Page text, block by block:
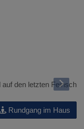
Rundgang im Haus